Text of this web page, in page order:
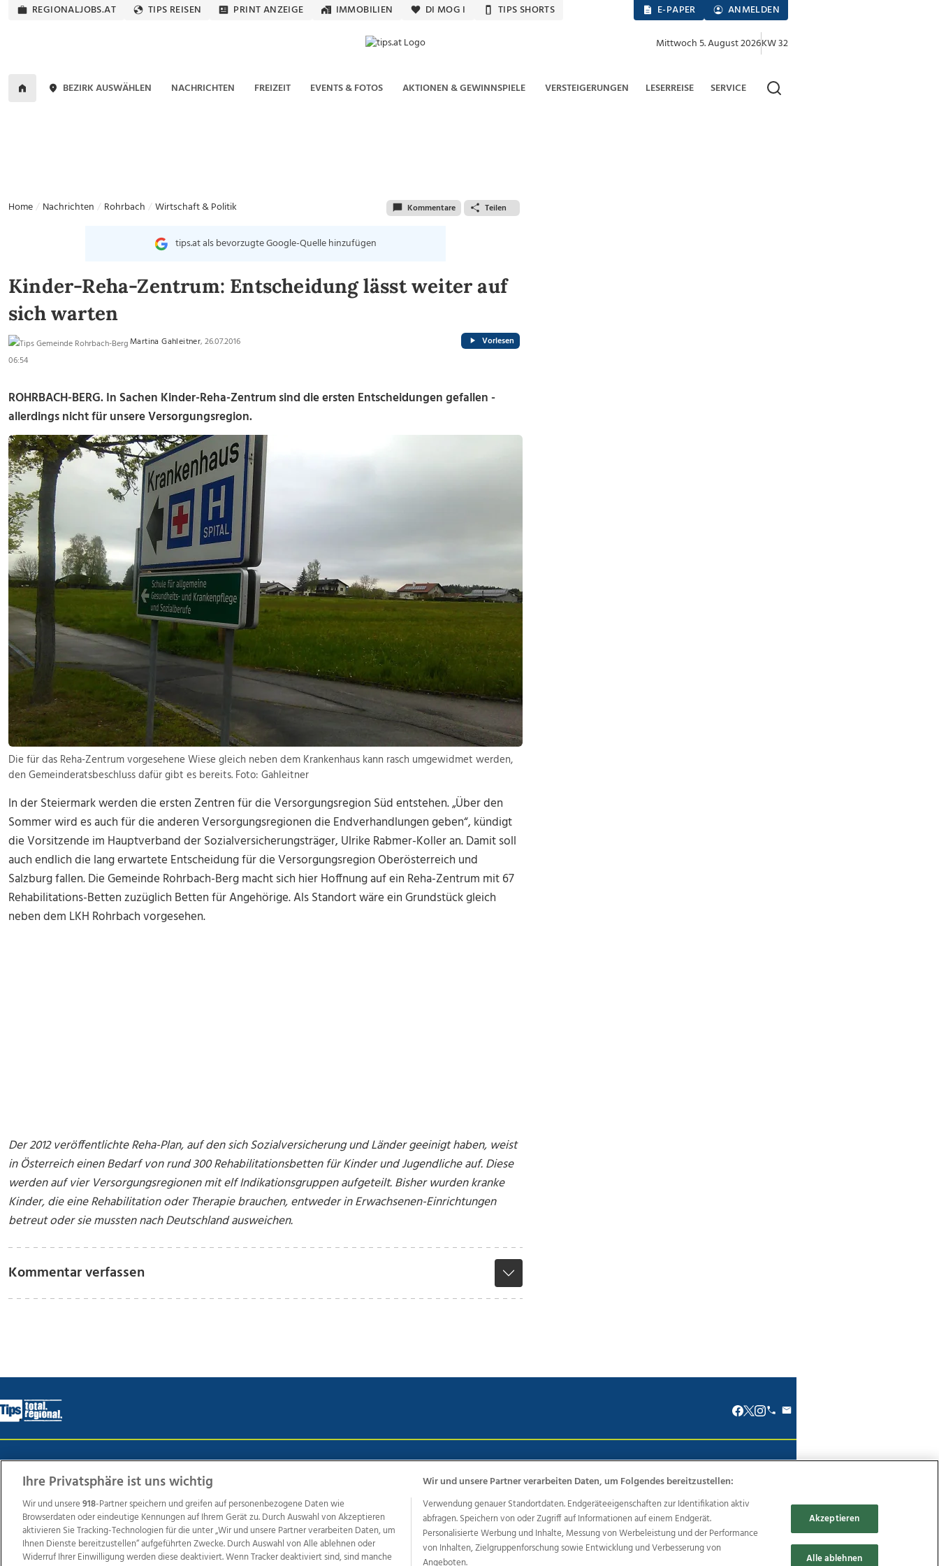
REGIONALJOBS.AT TIPS REISEN PRINT ANZEIGE IMMOBILIEN DI MOG I TIPS SHORTS E-PAPER ANMELDEN
Mittwoch 5. August 2026KW 32
BEZIRK AUSWÄHLEN NACHRICHTEN FREIZEIT EVENTS & FOTOS AKTIONEN & GEWINNSPIELE VERSTEIGERUNGEN LESERREISE SERVICE
Home Nachrichten Rohrbach Wirtschaft & Politik Kommentare Teilen
tips.at als bevorzugte Google-Quelle hinzufügen
Kinder-Reha-Zentrum: Entscheidung lässt weiter auf
sich warten
Martina Gahleitner, 26.07.2016
06:54
Vorlesen
ROHRBACH-BERG. In Sachen Kinder-Reha-Zentrum sind die ersten Entscheidungen gefallen -
allerdings nicht für unsere Versorgungsregion.
Die für das Reha-Zentrum vorgesehene Wiese gleich neben dem Krankenhaus kann rasch umgewidmet werden,
den Gemeinderatsbeschluss dafür gibt es bereits. Foto: Gahleitner
In der Steiermark werden die ersten Zentren für die Versorgungsregion Süd entstehen. „Über den
Sommer wird es auch für die anderen Versorgungsregionen die Endverhandlungen geben“, kündigt
die Vorsitzende im Hauptverband der Sozialversicherungsträger, Ulrike Rabmer-Koller an. Damit soll
auch endlich die lang erwartete Entscheidung für die Versorgungsregion Oberösterreich und
Salzburg fallen. Die Gemeinde Rohrbach-Berg macht sich hier Hoffnung auf ein Reha-Zentrum mit 67
Rehabilitations-Betten zuzüglich Betten für Angehörige. Als Standort wäre ein Grundstück gleich
neben dem LKH Rohrbach vorgesehen.
Der 2012 veröffentlichte Reha-Plan, auf den sich Sozialversicherung und Länder geeinigt haben, weist
in Österreich einen Bedarf von rund 300 Rehabilitationsbetten für Kinder und Jugendliche auf. Diese
werden auf vier Versorgungsregionen mit elf Indikationsgruppen aufgeteilt. Bisher wurden kranke
Kinder, die eine Rehabilitation oder Therapie brauchen, entweder in Erwachsenen-Einrichtungen
betreut oder sie mussten nach Deutschland ausweichen.
Kommentar verfassen
Weitere Angebote des Medienhauses Wimmer
TV1 di-mog-i.at OÖNow Ischler Woche Life Radio OÖNachrichten OÖN Immobilien OÖN Karriere OÖN Reise
Promenaden Galerien
Regionaljobs
wasistlos.at wirtrauern.at
Ihre Privatsphäre ist uns wichtig
Wir und unsere918-Partner speichern und greifen auf personenbezogene Daten wie
Browserdaten oder eindeutige Kennungen auf Ihrem Gerät zu. Durch Auswahl von Akzeptieren
aktivieren Sie Tracking-Technologien für die unter „Wir und unsere Partner verarbeiten Daten, um
Ihnen Dienste bereitzustellen“ aufgeführten Zwecke. Durch Auswahl von Alle ablehnen oder
Widerruf Ihrer Einwilligung werden diese deaktiviert. Wenn Tracker deaktiviert sind, sind manche
Wir und unsere Partner verarbeiten Daten, um Folgendes bereitzustellen:
Verwendung genauer Standortdaten. Endgeräteeigenschaften zur Identifikation aktiv
abfragen. Speichern von oder Zugriff auf Informationen auf einem Endgerät.
Personalisierte Werbung und Inhalte, Messung von Werbeleistung und der Performance
von Inhalten, Zielgruppenforschung sowie Entwicklung und Verbesserung von
Angeboten.
Akzeptieren
Alle ablehnen